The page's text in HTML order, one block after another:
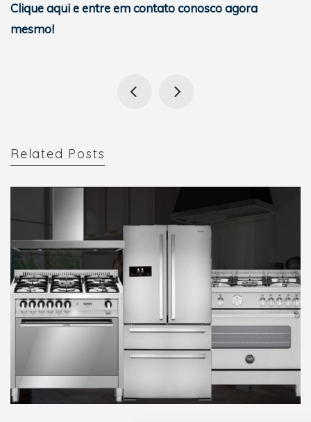
Clique aqui e entre em contato conosco agora
mesmo!
Related Posts